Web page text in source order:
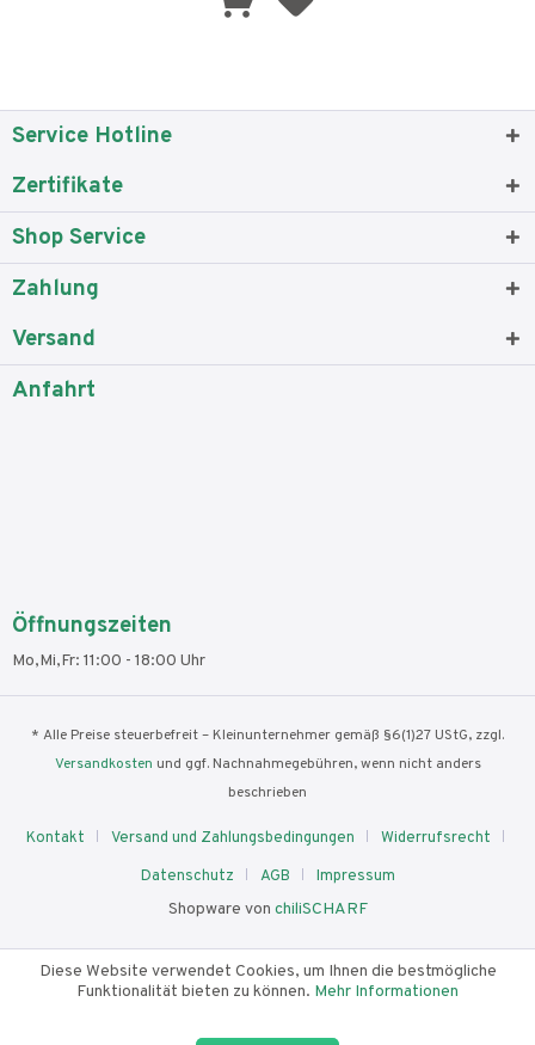
Service Hotline
Zertifikate
Shop Service
Zahlung
Versand
Anfahrt
Öffnungszeiten
Mo,Mi,Fr: 11:00 - 18:00 Uhr
* Alle Preise steuerbefreit – Kleinunternehmer gemäß §6(1)27 UStG, zzgl.
Versandkosten und ggf. Nachnahmegebühren, wenn nicht anders
beschrieben
Kontakt Versand und Zahlungsbedingungen
Widerrufsrecht
Datenschutz
AGB Impressum
Shopware von chiliSCHARF
Diese Website verwendet Cookies, um Ihnen die bestmögliche
Funktionalität bieten zu können. Mehr Informationen